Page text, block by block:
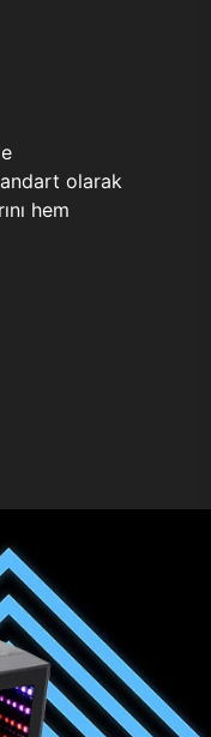
olarak
hem